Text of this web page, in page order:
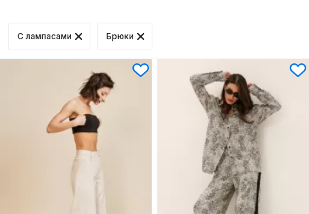
С лампасами Брюки